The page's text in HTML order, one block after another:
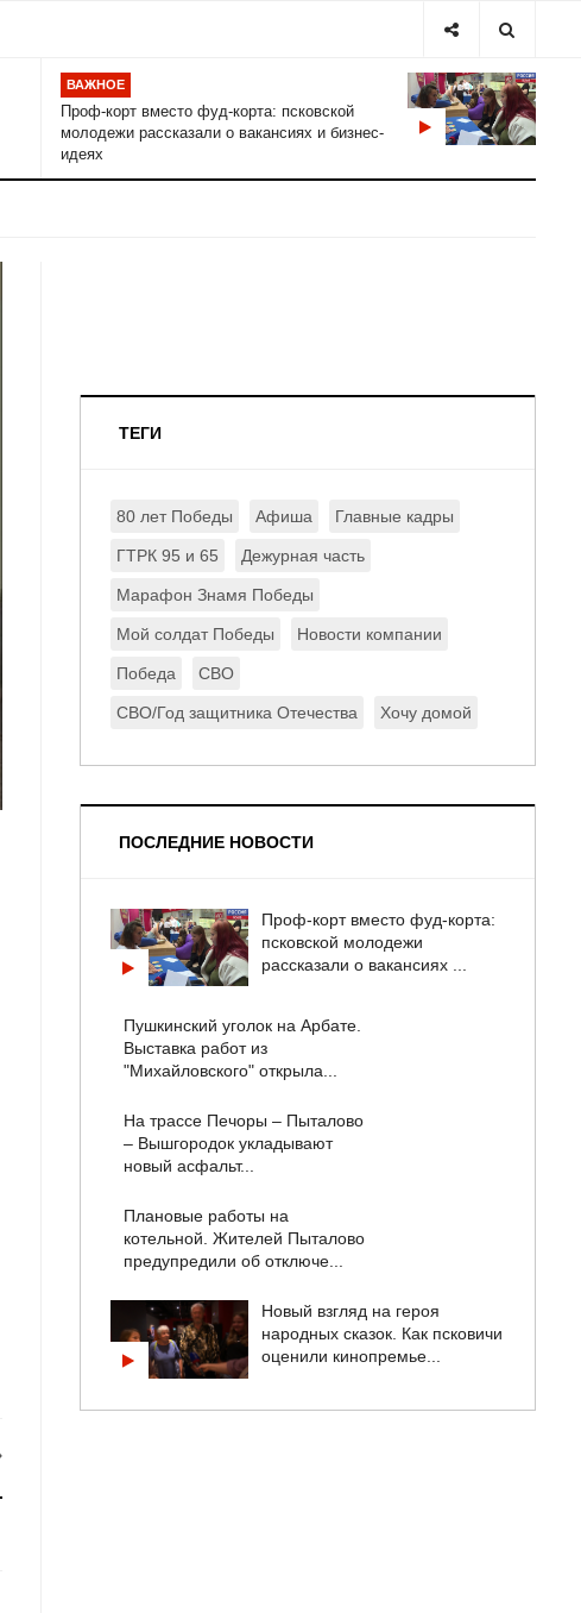
ВАЖНОЕ
Проф-корт вместо фуд-корта: псковской
молодежи рассказали о вакансиях и бизнес-
идеях
ТЕГИ
80 лет Победы Афиша Главные кадры
ГТРК 95 и 65 Дежурная часть
Марафон Знамя Победы
Мой солдат Победы Новости компании
Победа СВО
СВО/Год защитника Отечества Хочу домой
ПОСЛЕДНИЕ НОВОСТИ
Проф-корт вместо фуд-корта:
псковской молодежи
рассказали о вакансиях ...
Пушкинский уголок на Арбате.
Выставка работ из
"Михайловского" открыла...
На трассе Печоры – Пыталово
– Вышгородок укладывают
новый асфальт...
Плановые работы на
котельной. Жителей Пыталово
предупредили об отключе...
Новый взгляд на героя
народных сказок. Как псковичи
оценили кинопремье...